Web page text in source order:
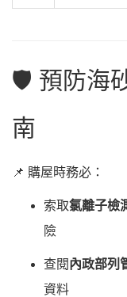
🛡️ 預防海
南
📌 購屋時務必：
索取氯離子檢
險
查閱內政部列
資料